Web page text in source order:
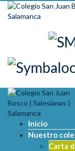
Skip to content
Inicio
Nuestro
Carta